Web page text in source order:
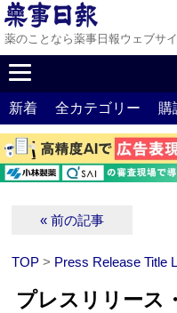
薬のことなら薬事日報ウェブサ
新着 全カテゴリー 購
« 前の記事
TOP > Press Release Title
プレスリリー